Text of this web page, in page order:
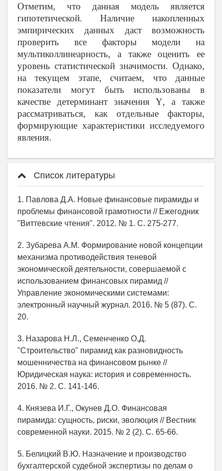
Отметим, что данная модель является
гипотетической. Наличие накопленных
эмпирических данных даст возможность
проверить все факторы модели на
мультиколлинеарность, а также оценить ее
уровень статистической значимости. Однако,
на текущем этапе, считаем, что данные
показатели могут быть использованы в
качестве детерминант значенияY, а также
рассматриваться, как отдельные факторы,
формирующие характеристики исследуемого
явления.
Список литературы
1. Павлова Д.А. Новые финансовые пирамиды и
проблемы финансовой грамотности // Ежегодник
"Виттевские чтения". 2012. № 1. С. 275-277.
2. Зубарева А.М. Формирование новой концепции
механизма противодействия теневой
экономической деятельности, совершаемой с
использованием финансовых пирамид //
Управление экономическими системами:
электронный научный журнал. 2016. № 5 (87). С.
20.
3. Назарова Н.Л., Семенченко О.Д.
"Строительство" пирамид как разновидность
мошенничества на финансовом рынке //
Юридическая наука: история и современность.
2016. № 2. С. 141-146.
4. Князева И.Г., Окунев Д.О. Финансовая
пирамида: сущность, риски, эволюция // Вестник
современной науки. 2015. № 2 (2). С. 65-66.
5. Белицкий В.Ю. Назначение и производство
бухгалтерской судебной экспертизы по делам о